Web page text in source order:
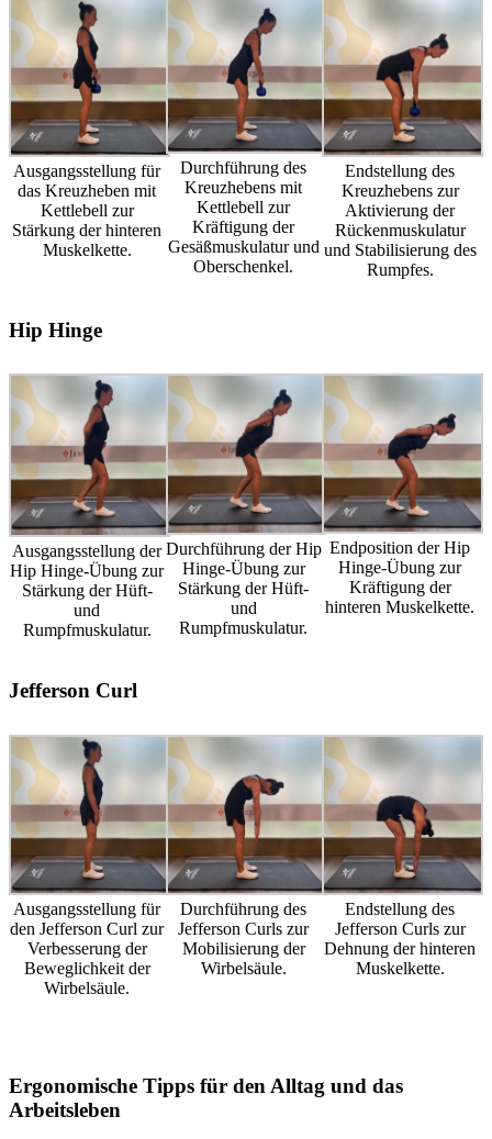
Ausgangsstellung für
das Kreuzheben mit
Kettlebell zur
Stärkung der hinteren
Muskelkette.
Durchführung des
Kreuzhebens mit
Kettlebell zur
Kräftigung der
Gesäßmuskulatur und
Oberschenkel.
Endstellung des
Kreuzhebens zur
Aktivierung der
Rückenmuskulatur
und Stabilisierung des
Rumpfes.
Hip Hinge
Ausgangsstellung der
Hip Hinge-Übung zur
Stärkung der Hüft-
und
Rumpfmuskulatur.
Durchführung der Hip
Hinge-Übung zur
Stärkung der Hüft-
und
Rumpfmuskulatur.
Endposition der Hip
Hinge-Übung zur
Kräftigung der
hinteren Muskelkette.
Jefferson Curl
Ausgangsstellung für
den Jefferson Curl zur
Verbesserung der
Beweglichkeit der
Wirbelsäule.
Durchführung des
Jefferson Curls zur
Mobilisierung der
Wirbelsäule.
Endstellung des
Jefferson Curls zur
Dehnung der hinteren
Muskelkette.
Ergonomische Tipps für den Alltag und das
Arbeitsleben